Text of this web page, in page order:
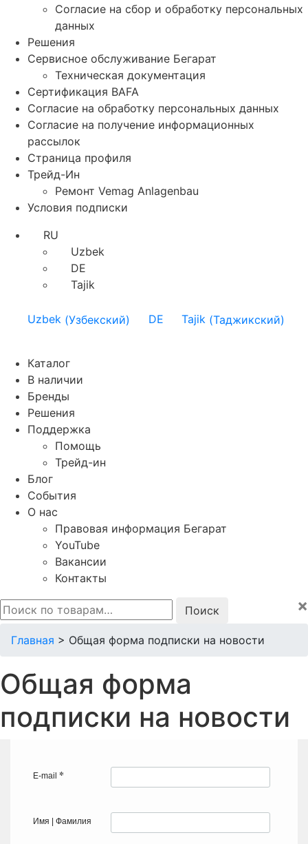
Согласие на сбор и обработку персональных
данных
Решения
Сервисное обслуживание Бегарат
Техническая документация
Сертификация BAFA
Согласие на обработку персональных данных
Согласие на получение информационных
рассылок
Страница профиля
Трейд-Ин
Ремонт Vemag Anlagenbau
Условия подписки
RU
Uzbek
DE
Tajik
Uzbek (Узбекский) DE Tajik (Таджикский)
Каталог
В наличии
Бренды
Решения
Поддержка
Помощь
Трейд-ин
Блог
События
О нас
Правовая информация Бегарат
YouTube
Вакансии
Контакты
Искать:
×
Главная > Общая форма подписки на новости
Общая форма
подписки на новости
E-mail *
Имя | Фамилия